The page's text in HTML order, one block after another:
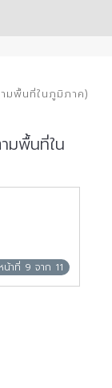
มพื้นที่ในภูมิภาค)
มพื้นที่ใน
น้าที่ 9 จาก 11